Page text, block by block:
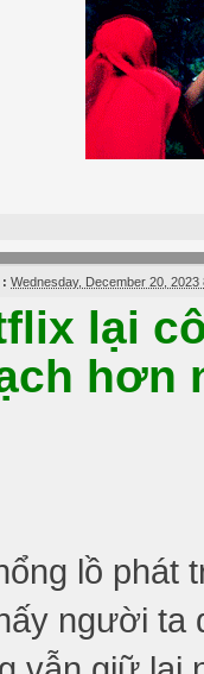
: Wednesday, December 20, 2023
lại
hơn
lồ phát
người ta